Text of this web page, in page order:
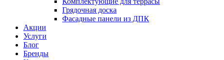
Грядочная доска
Фасадные панели из ДПК
Акции
Услуги
Блог
Бренды